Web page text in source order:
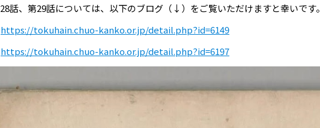
28話、第29話については、以下のブログ（↓）をご覧いただけますと幸いです。
https://tokuhain.chuo-kanko.or.jp/detail.php?id=6149
https://tokuhain.chuo-kanko.or.jp/detail.php?id=6197